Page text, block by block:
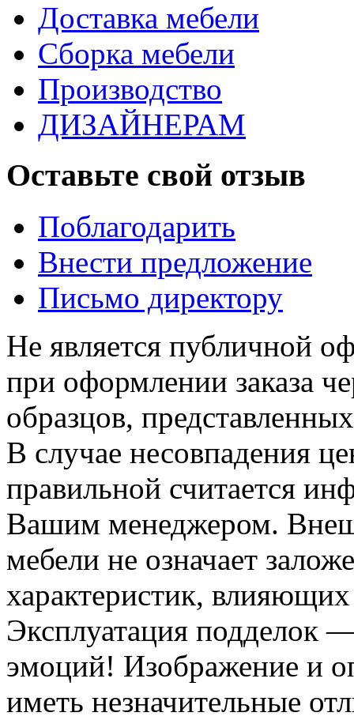
Доставка мебели
Сборка мебели
Производство
ДИЗАЙНЕРАМ
Оставьте свой отзыв
Поблагодарить
Внести предложение
Письмо директору
Не является публичной
при оформлении заказа
образцов,
В случае несовпадения
правильной считается
Вашим менеджером.
мебели не означает
характеристик, влияющих
Эксплуатация подделок
эмоций! Изображение и
иметь незначительные